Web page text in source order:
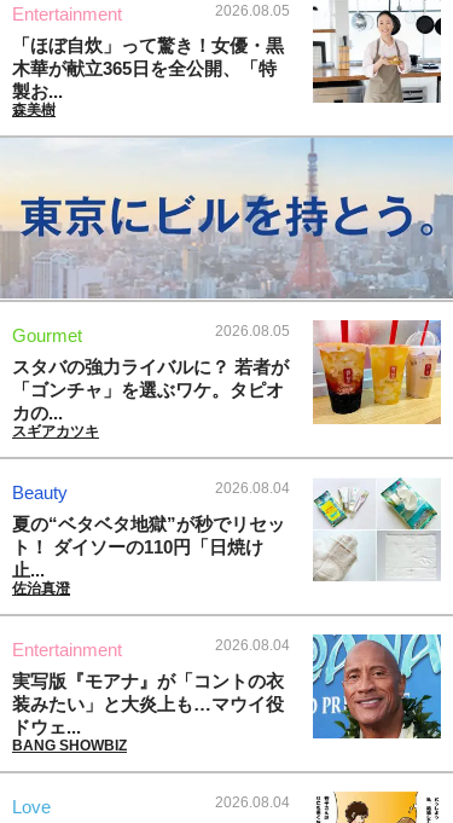
Entertainment 2026.08.05
「ほぼ自炊」って驚き！女優・黒
木華が献立365日を全公開、「特
製お...
森美樹
Gourmet 2026.08.05
スタバの強力ライバルに？ 若者が
「ゴンチャ」を選ぶワケ。タピオ
カの...
スギアカツキ
Beauty 2026.08.04
夏の“ベタベタ地獄”が秒でリセッ
ト！ ダイソーの110円「日焼け
止...
佐治真澄
Entertainment 2026.08.04
実写版『モアナ』が「コントの衣
装みたい」と大炎上も…マウイ役
ドウェ...
BANG SHOWBIZ
Love 2026.08.04